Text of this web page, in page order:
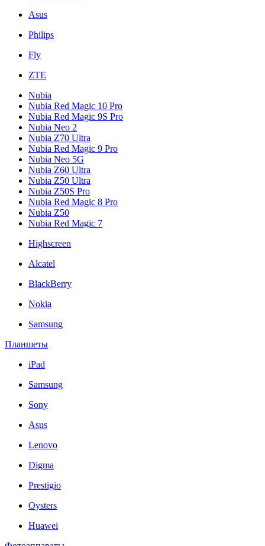
Asus
Philips
Fly
ZTE
Nubia
Nubia Red Magic 10 Pro
Nubia Red Magic 9S Pro
Nubia Neo 2
Nubia Z70 Ultra
Nubia Red Magic 9 Pro
Nubia Neo 5G
Nubia Z60 Ultra
Nubia Z50 Ultra
Nubia Z50S Pro
Nubia Red Magic 8 Pro
Nubia Z50
Nubia Red Magic 7
Highscreen
Alcatel
BlackBerry
Nokia
Samsung
Планшеты
iPad
Samsung
Sony
Asus
Lenovo
Digma
Prestigio
Oysters
Huawei